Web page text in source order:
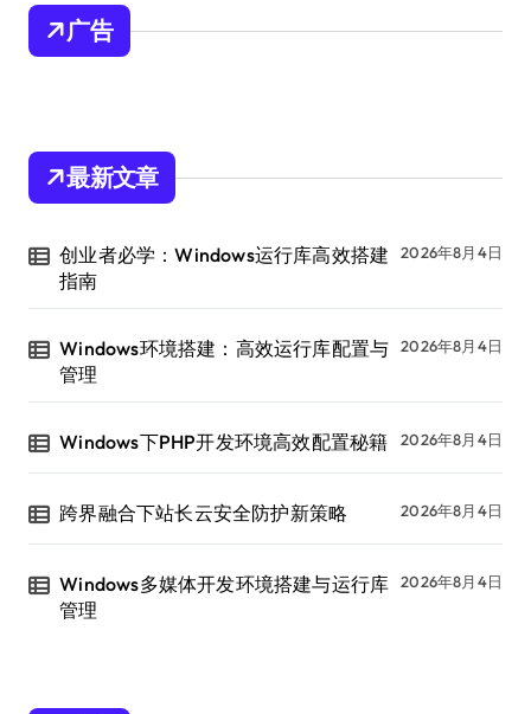
广告
最新文章
创业者必学：Windows运行库高效搭建
指南
2026年8月4日
Windows环境搭建：高效运行库配置与
管理
2026年8月4日
Windows下PHP开发环境高效配置秘籍 2026年8月4日
跨界融合下站长云安全防护新策略 2026年8月4日
Windows多媒体开发环境搭建与运行库
管理
2026年8月4日